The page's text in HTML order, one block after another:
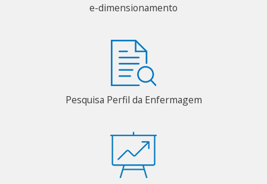
e-dimensionamento
Pesquisa Perfil da Enfermagem